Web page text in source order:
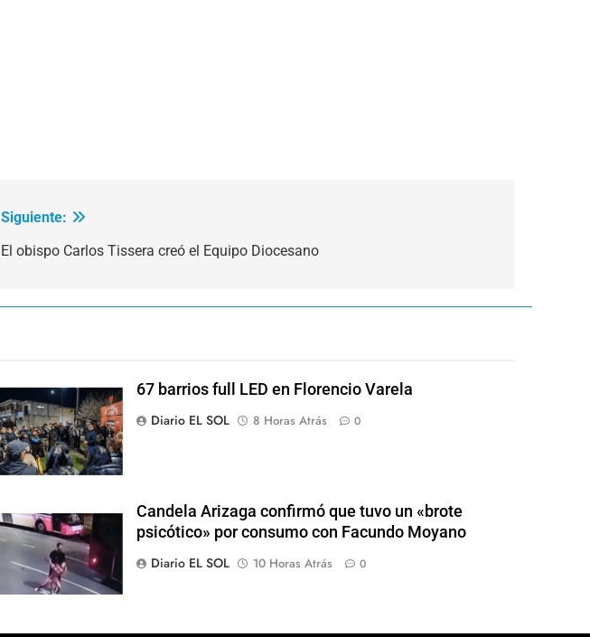
Siguiente:
El obispo Carlos Tissera creó el Equipo Diocesano
67 barrios full LED en Florencio Varela
Diario EL SOL
8 Horas Atrás 0
Candela Arizaga confirmó que tuvo un «brote
psicótico» por consumo con Facundo Moyano
Diario EL SOL
10 Horas Atrás 0